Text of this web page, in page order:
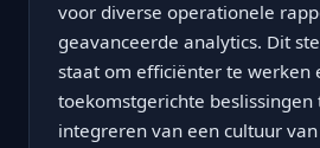
voor diverse operationele
geavanceerde analytics. Dit
staat om efficiënter te werken
toekomstgerichte beslissingen
integreren van een cultuur van